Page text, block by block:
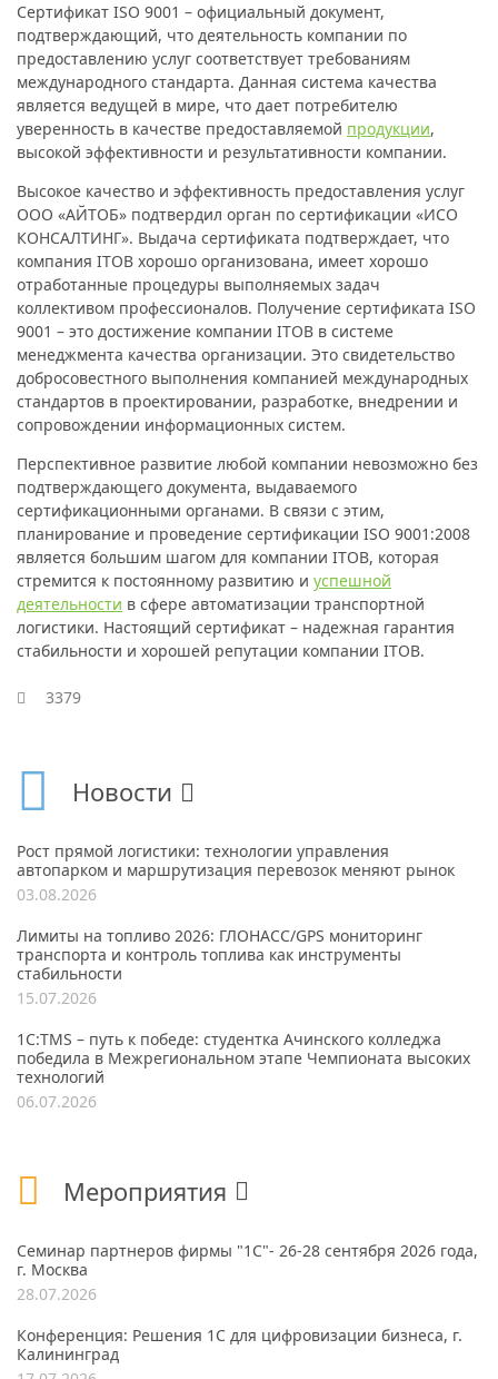
Сертификат ISO 9001 – официальный документ,
подтверждающий, что деятельность компании по
предоставлению услуг соответствует требованиям
международного стандарта. Данная система качества
является ведущей в мире, что дает потребителю
уверенность в качестве предоставляемой продукции,
высокой эффективности и результативности компании.
Высокое качество и эффективность предоставления услуг
ООО «АЙТОБ» подтвердил орган по сертификации «ИСО
КОНСАЛТИНГ». Выдача сертификата подтверждает, что
компания ITOB хорошо организована, имеет хорошо
отработанные процедуры выполняемых задач
коллективом профессионалов. Получение сертификата ISO
9001 – это достижение компании ITOB в системе
менеджмента качества организации. Это свидетельство
добросовестного выполнения компанией международных
стандартов в проектировании, разработке, внедрении и
сопровождении информационных систем.
Перспективное развитие любой компании невозможно без
подтверждающего документа, выдаваемого
сертификационными органами. В связи с этим,
планирование и проведение сертификации ISO 9001:2008
является большим шагом для компании ITOB, которая
стремится к постоянному развитию и успешной
деятельности в сфере автоматизации транспортной
логистики. Настоящий сертификат – надежная гарантия
стабильности и хорошей репутации компании ITOB.
3379
Новости
Рост прямой логистики: технологии управления
автопарком и маршрутизация перевозок меняют рынок
03.08.2026
Лимиты на топливо 2026: ГЛОНАСС/GPS мониторинг
транспорта и контроль топлива как инструменты
стабильности
15.07.2026
1С:TMS – путь к победе: студентка Ачинского колледжа
победила в Межрегиональном этапе Чемпионата высоких
технологий
06.07.2026
Мероприятия
Семинар партнеров фирмы "1С"- 26-28 сентября 2026 года,
г. Москва
28.07.2026
Конференция: Решения 1С для цифровизации бизнеса, г.
Калининград